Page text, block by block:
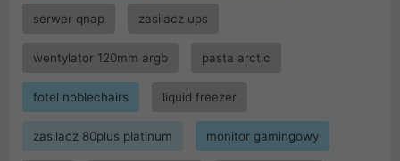
serwer qnap zasilacz ups
wentylator 120mm argb pasta arctic
fotel noblechairs liquid freezer
zasilacz 80plus platinum monitor gamingowy